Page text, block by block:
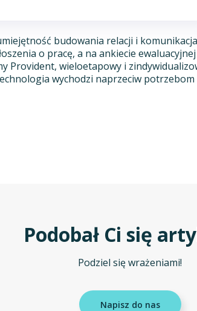
budowania relacji i
o pracę, a na ankiecie ewaluacyjnej
Provident, wieloetapowy i
wychodzi naprzeciw potrzebom
Podobał Ci się
Podziel się wrażeniami!
Napisz do nas